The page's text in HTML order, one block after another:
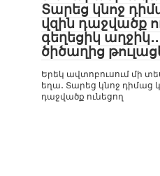
Տարեց կնոջ
վզին դաջվածք
գեղեցիկ
ծիծաղից
Երեկ ավտոբուսում մի
եղա․ Տարեց կնոջ դիմաց
դաջվածք ունեցող